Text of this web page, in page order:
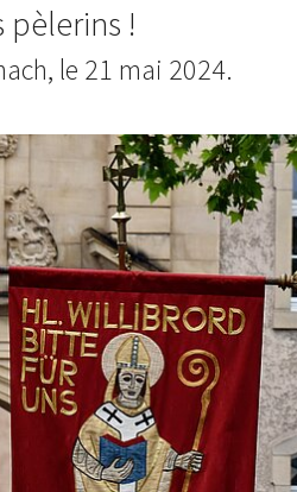
pèlerins !
le 21 mai 2024.